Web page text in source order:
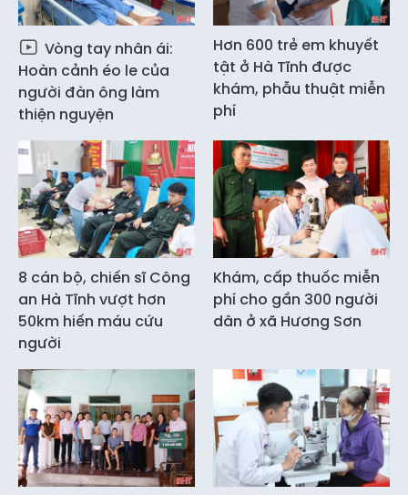
Vòng tay nhân ái:
Hoàn cảnh éo le của
người đàn ông làm
thiện nguyện
Hơn 600 trẻ em khuyết
tật ở Hà Tĩnh được
khám, phẫu thuật miễn
phí
8 cán bộ, chiến sĩ Công
an Hà Tĩnh vượt hơn
50km hiến máu cứu
người
Khám, cấp thuốc miễn
phí cho gần 300 người
dân ở xã Hương Sơn